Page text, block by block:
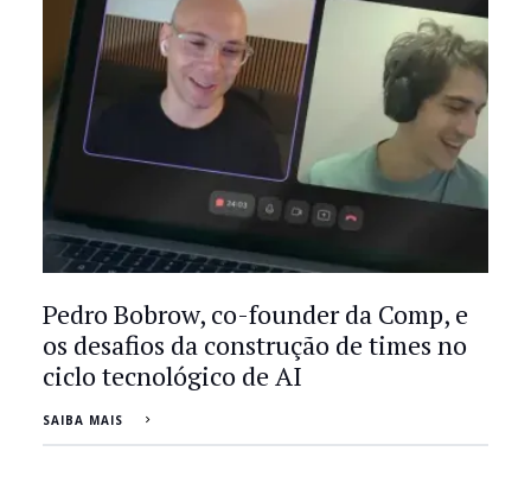
Pedro Bobrow, co-founder da Comp, e
os desafios da construção de times no
ciclo tecnológico de AI
SAIBA MAIS